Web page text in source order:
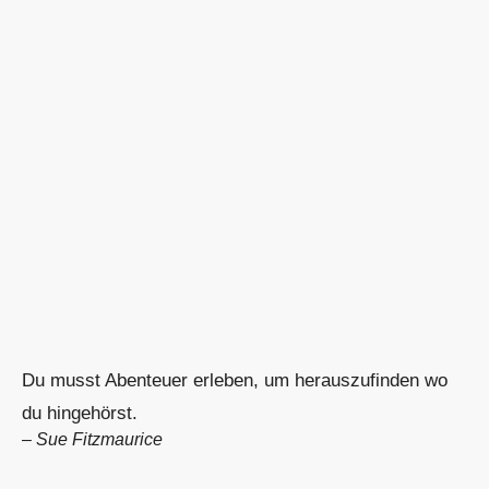
Du musst Abenteuer erleben, um herauszufinden wo
du hingehörst.
– Sue Fitzmaurice